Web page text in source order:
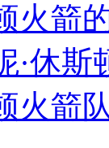
火箭
·休斯
火箭